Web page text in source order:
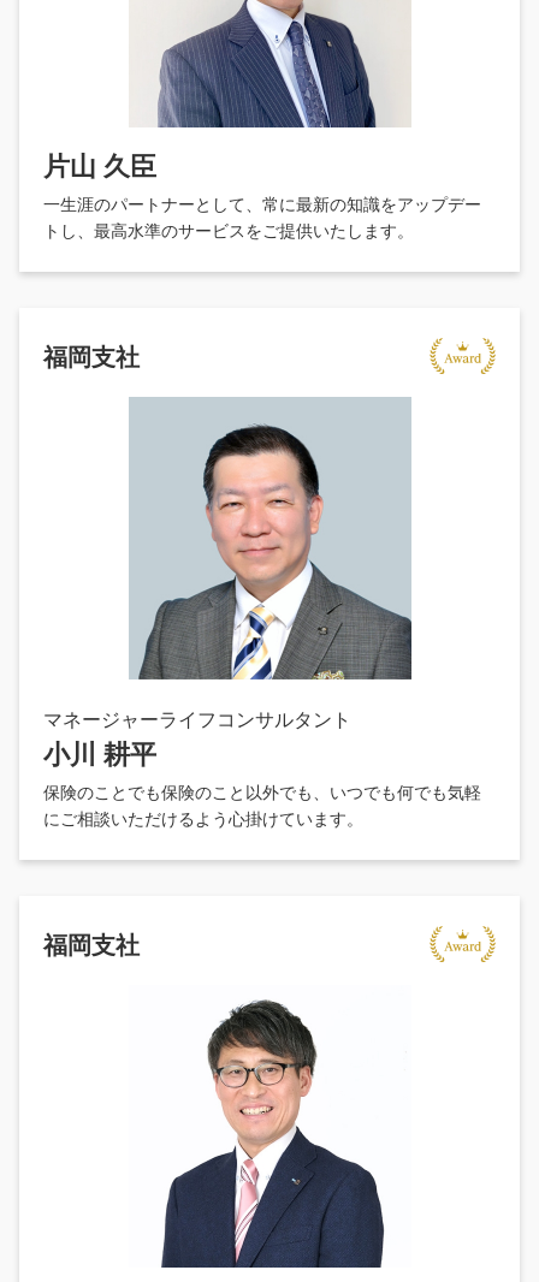
片山 久臣
一生涯のパートナーとして、常に最新の知識をアップデー
トし、最高水準のサービスをご提供いたします。
福岡支社
マネージャーライフコンサルタント
小川 耕平
保険のことでも保険のこと以外でも、いつでも何でも気軽
にご相談いただけるよう心掛けています。
福岡支社